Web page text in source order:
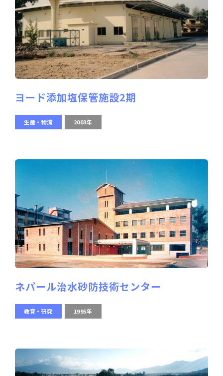
ヨード添加塩保管施設2期
生産・物流 2003年
ネパール治水砂防技術センター
教育・研究 1995年